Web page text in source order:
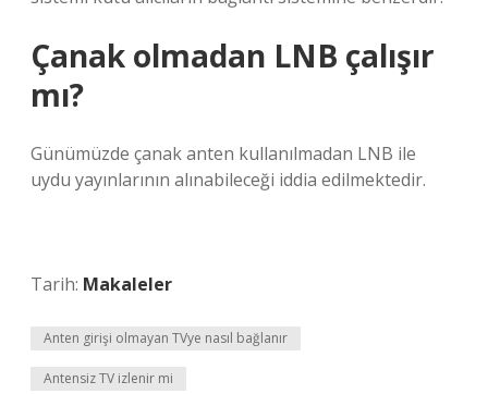
Çanak olmadan LNB çalışır
mı?
Günümüzde çanak anten kullanılmadan LNB ile
uydu yayınlarının alınabileceği iddia edilmektedir.
Tarih: Makaleler
Anten girişi olmayan TVye nasıl bağlanır
Antensiz TV izlenir mi